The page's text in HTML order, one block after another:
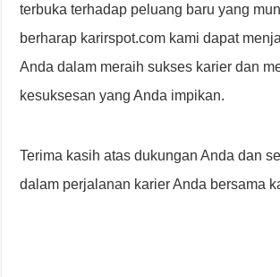
terbuka terhadap peluang baru yang
berharap karirspot.com kami dapat
Anda dalam meraih sukses karier dan
kesuksesan yang Anda impikan.
Terima kasih atas dukungan Anda dan
dalam perjalanan karier Anda bersama